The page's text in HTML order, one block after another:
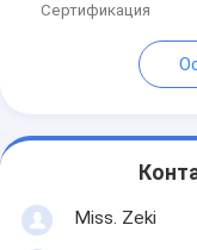
Сертификация
Miss. Zeki